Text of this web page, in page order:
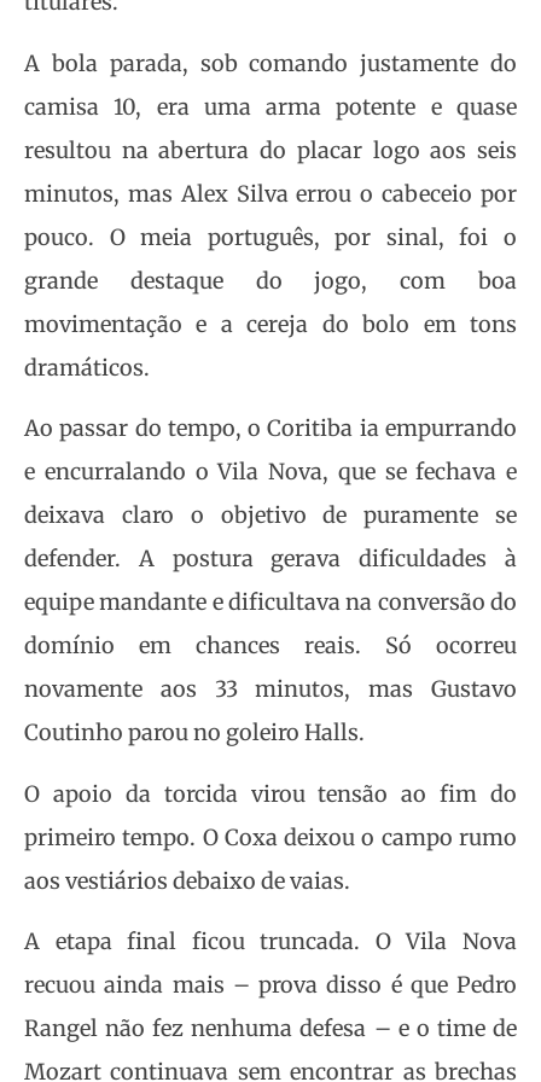
A bola parada, sob comando justamente do
camisa 10, era uma arma potente e quase
resultou na abertura do placar logo aos seis
minutos, mas Alex Silva errou o cabeceio por
pouco. O meia português, por sinal, foi o
grande destaque do jogo, com boa
movimentação e a cereja do bolo em tons
dramáticos.
Ao passar do tempo, o Coritiba ia empurrando
e encurralando o Vila Nova, que se fechava e
deixava claro o objetivo de puramente se
defender. A postura gerava dificuldades à
equipe mandante e dificultava na conversão do
domínio em chances reais. Só ocorreu
novamente aos 33 minutos, mas Gustavo
Coutinho parou no goleiro Halls.
O apoio da torcida virou tensão ao fim do
primeiro tempo. O Coxa deixou o campo rumo
aos vestiários debaixo de vaias.
A etapa final ficou truncada. O Vila Nova
recuou ainda mais – prova disso é que Pedro
Rangel não fez nenhuma defesa – e o time de
Mozart continuava sem encontrar as brechas